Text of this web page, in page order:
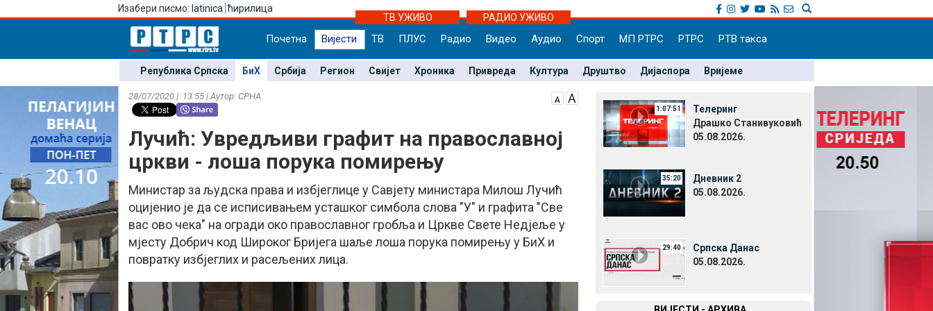
Изабери писмо: latinica ћирилица
ТВ УЖИВО
РАДИО УЖИВО
Почетна Вијести ТВ ПЛУС Радио Видео Аудио Спорт МП РТРС РТРС РТВ такса
Република Српска БиХ Србија Регион Свијет Хроника Привреда Култура Друштво Дијаспора Вријеме
28/07/2020 | 13:55 | Аутор: СРНА
Лучић: Увредљиви графит на православној
цркви - лоша порука помирењу
Министар за људска права и избјеглице у Савјету министара Милош Лучић
оцијенио је да се исписивањем усташког симбола слова "У" и графита "Све
вас ово чека" на огради око православног гробља и Цркве Свете Недјеље у
мјесту Добрич код Широког Бријега шаље лоша порука помирењу у БиХ и
повратку избјеглих и расељених лица.
1:07:51
Телеринг
Драшко Станивуковић
05.08.2026.
35:20
Дневник 2
05.08.2026.
29:40
Српска Данас
05.08.2026.